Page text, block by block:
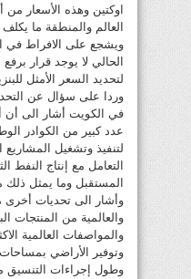
اوكتين وهذه الأسعار
العالم والمنطقة ما
ويشجع على الافراط في
الحالي لا يوجد قرار
لتحديد السعر الأمثل
وردا على سؤال عن
في الكويت أشار الى أن
عدد كبير من الكوادر
لتنفيذ وتشغيل المشاريع
التعامل مع إنتاج النفط
المستقبل وما يمثل ذلك
وأشار الى تحديات أخرى
والعالمية من المنتجات
والمواصفات العالمية
وتوفير الأراضي
وطول إجراءات التنسيق